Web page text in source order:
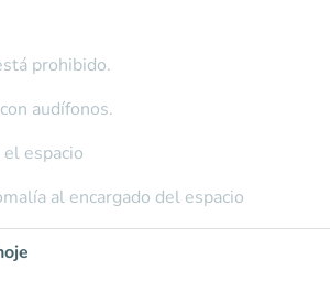
prohibido.
audífonos.
espacio
al encargado del espacio